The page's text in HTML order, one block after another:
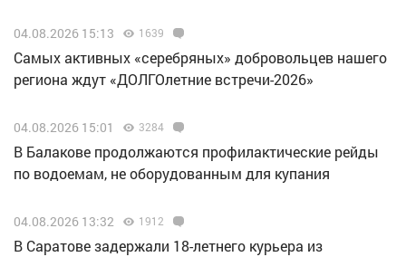
04.08.2026 15:13 1639
Самых активных «серебряных» добровольцев нашего
региона ждут «ДОЛГОлетние встречи-2026»
04.08.2026 15:01 3284
В Балакове продолжаются профилактические рейды
по водоемам, не оборудованным для купания
04.08.2026 13:32 1912
В Саратове задержали 18-летнего курьера из